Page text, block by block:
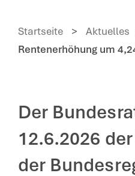
Startseite > Aktuelles
Rentenerhöhung um
Der
12.6.2026
der